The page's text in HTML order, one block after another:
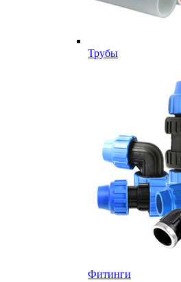
Трубы
Фитинги